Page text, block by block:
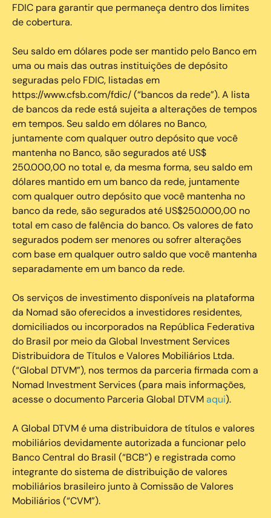
FDIC para garantir que permaneça dentro dos limites
de cobertura.
Seu saldo em dólares pode ser mantido pelo Banco em
uma ou mais das outras instituições de depósito
seguradas pelo FDIC, listadas em
https://www.cfsb.com/fdic/ (“bancos da rede”). A lista
de bancos da rede está sujeita a alterações de tempos
em tempos. Seu saldo em dólares no Banco,
juntamente com qualquer outro depósito que você
mantenha no Banco, são segurados até US$
250.000,00 no total e, da mesma forma, seu saldo em
dólares mantido em um banco da rede, juntamente
com qualquer outro depósito que você mantenha no
banco da rede, são segurados até US$250.000,00 no
total em caso de falência do banco. Os valores de fato
segurados podem ser menores ou sofrer alterações
com base em qualquer outro saldo que você mantenha
separadamente em um banco da rede.
Os serviços de investimento disponíveis na plataforma
da Nomad são oferecidos a investidores residentes,
domiciliados ou incorporados na República Federativa
do Brasil por meio da Global Investment Services
Distribuidora de Títulos e Valores Mobiliários Ltda.
(“Global DTVM”), nos termos da parceria firmada com a
Nomad Investment Services (para mais informações,
acesse o documento Parceria Global DTVMaqui).
A Global DTVM é uma distribuidora de títulos e valores
mobiliários devidamente autorizada a funcionar pelo
Banco Central do Brasil (“BCB”) e registrada como
integrante do sistema de distribuição de valores
mobiliários brasileiro junto à Comissão de Valores
Mobiliários (“CVM”).